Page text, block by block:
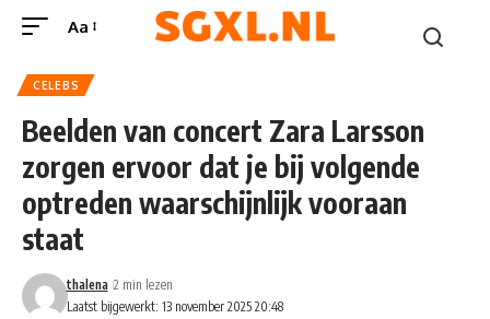
Aa
CELEBS
Beelden van concert Zara Larsson
zorgen ervoor dat je bij volgende
optreden waarschijnlijk vooraan
staat
Laatst bijgewerkt: 13 november 2025 20:48
thalena 2 min lezen